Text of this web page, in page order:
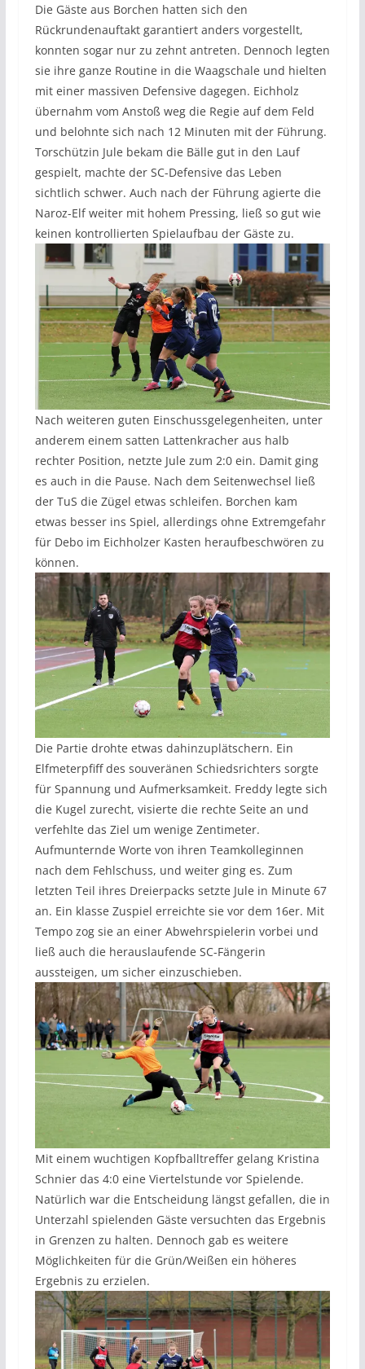
Die Gäste aus Borchen hatten sich den
Rückrundenauftakt garantiert anders vorgestellt,
konnten sogar nur zu zehnt antreten. Dennoch legten
sie ihre ganze Routine in die Waagschale und hielten
mit einer massiven Defensive dagegen. Eichholz
übernahm vom Anstoß weg die Regie auf dem Feld
und belohnte sich nach 12 Minuten mit der Führung.
Torschützin Jule bekam die Bälle gut in den Lauf
gespielt, machte der SC-Defensive das Leben
sichtlich schwer. Auch nach der Führung agierte die
Naroz-Elf weiter mit hohem Pressing, ließ so gut wie
keinen kontrollierten Spielaufbau der Gäste zu.
Nach weiteren guten Einschussgelegenheiten, unter
anderem einem satten Lattenkracher aus halb
rechter Position, netzte Jule zum 2:0 ein. Damit ging
es auch in die Pause. Nach dem Seitenwechsel ließ
der TuS die Zügel etwas schleifen. Borchen kam
etwas besser ins Spiel, allerdings ohne Extremgefahr
für Debo im Eichholzer Kasten heraufbeschwören zu
können.
Die Partie drohte etwas dahinzuplätschern. Ein
Elfmeterpfiff des souveränen Schiedsrichters sorgte
für Spannung und Aufmerksamkeit. Freddy legte sich
die Kugel zurecht, visierte die rechte Seite an und
verfehlte das Ziel um wenige Zentimeter.
Aufmunternde Worte von ihren Teamkolleginnen
nach dem Fehlschuss, und weiter ging es. Zum
letzten Teil ihres Dreierpacks setzte Jule in Minute 67
an. Ein klasse Zuspiel erreichte sie vor dem 16er. Mit
Tempo zog sie an einer Abwehrspielerin vorbei und
ließ auch die herauslaufende SC-Fängerin
aussteigen, um sicher einzuschieben.
Mit einem wuchtigen Kopfballtreffer gelang Kristina
Schnier das 4:0 eine Viertelstunde vor Spielende.
Natürlich war die Entscheidung längst gefallen, die in
Unterzahl spielenden Gäste versuchten das Ergebnis
in Grenzen zu halten. Dennoch gab es weitere
Möglichkeiten für die Grün/Weißen ein höheres
Ergebnis zu erzielen.